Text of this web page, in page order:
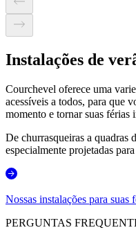
Instalações de
Courchevel oferece uma
acessíveis a todos, para que
momento e tornar suas férias
De churrasqueiras a quadras
especialmente projetadas
Nossas instalações para
PERGUNTAS